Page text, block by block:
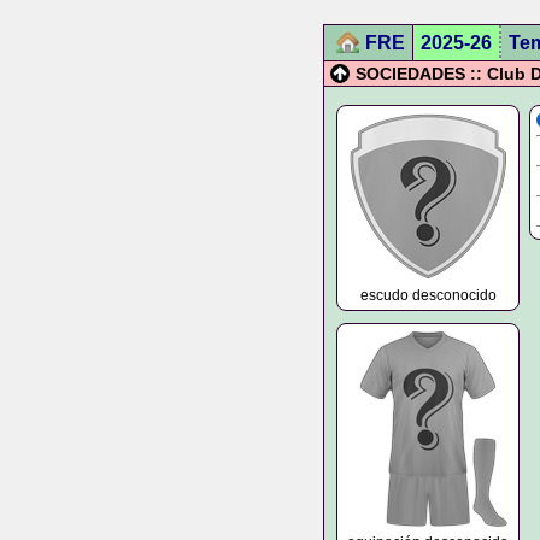
FRE 2025-26
SOCIEDADES :: Club
escudo desconocido